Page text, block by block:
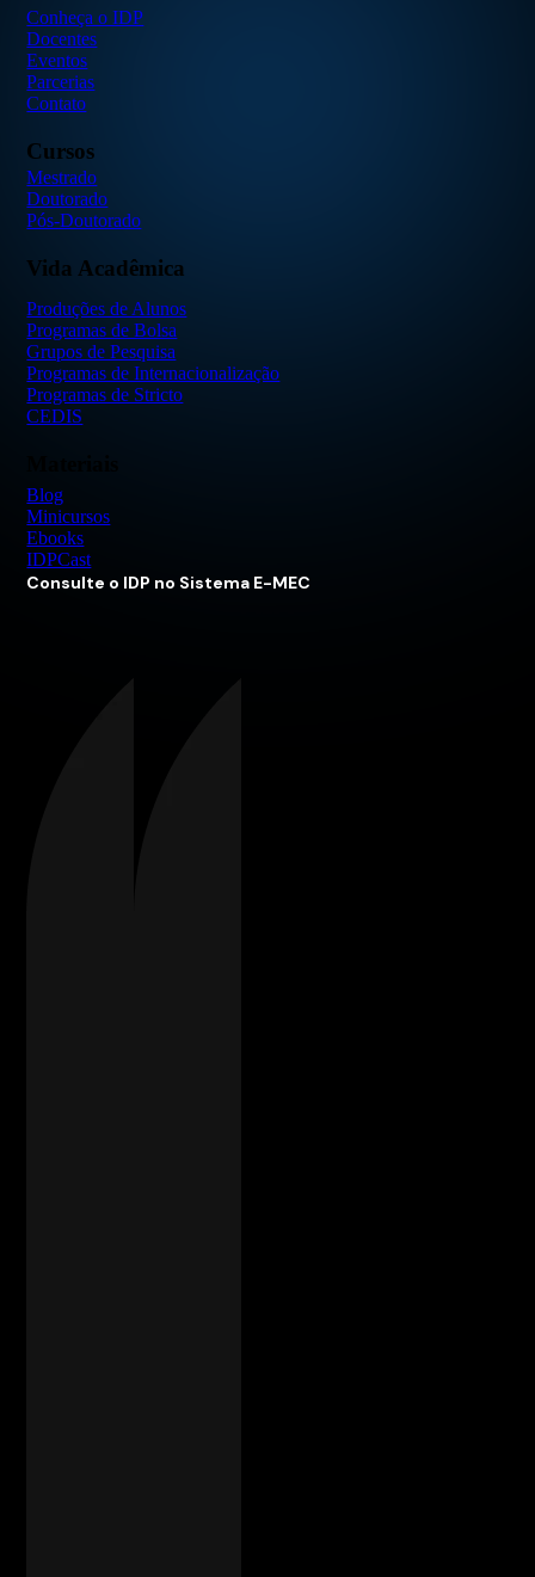
Conheça o IDP
Docentes
Eventos
Parcerias
Contato
Cursos
Mestrado
Doutorado
Pós-Doutorado
Vida Acadêmica
Produções de Alunos
Programas de Bolsa
Grupos de Pesquisa
Programas de Internacionalização
Programas de Stricto
CEDIS
Blog
Minicursos
Ebooks
IDPCast
Consulte o IDP no Sistema E-MEC